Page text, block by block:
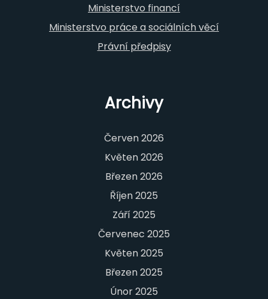
Ministerstvo financí
Ministerstvo práce a sociálních věcí
Právní předpisy
Archivy
Červen 2026
Květen 2026
Březen 2026
Říjen 2025
Září 2025
Červenec 2025
Květen 2025
Březen 2025
Únor 2025